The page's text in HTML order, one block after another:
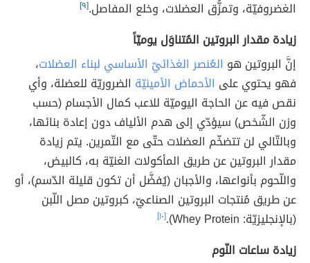
الغضروفيّة، وتمزُّق العضلات، وخلع المفاصل.[٩]
زيادة مقدار البروتين المُتناوَل يوميّاً
إنَّ البروتين هو العُنصر الغذائيّ الأساسي لبناء العضلات،
فهو يحتوي على الأحماض الأمينيّة الضروريّة للعضلة، وأي
نقص فيه عن الحاجة اليوميّة للاعب كمال الأجسام (حسب
وزن الشّخص) سيؤدّي إلى هدم الألياف دون إعادة بنائها،
وبالتّالي لن تتضخّم العضلات حتّى مع التّمرين. يتم زيادة
مقدار البروتين عن طريق المأكولات الغنيّة به، كالبيض،
واللّحوم بأنواعها، والأجبان (يُفضَّل أن تكون قليلة الدّسم)، أو
عن طريق مُنتجات البروتين الصناعيّ، كبروتين مصل اللّبن
(بالإنجليزيّة: Whey Protein).
[١٠]
زيادة ساعات النّوم